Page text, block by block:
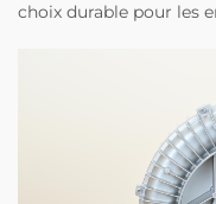
choix durable pour les